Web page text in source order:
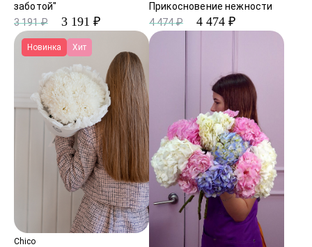
заботой"
3 191 ₽
3 191 ₽
Прикосновение нежности
4 474 ₽
4 474 ₽
Новинка Хит
Chico